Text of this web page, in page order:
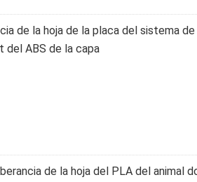
de la hoja de la placa del sistema
del ABS de la capa
de la hoja del PLA del animal